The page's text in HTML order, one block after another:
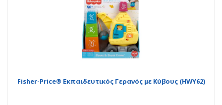
Fisher-Price® Εκπαιδευτικός Γερανός με Κύβους (HWY62)